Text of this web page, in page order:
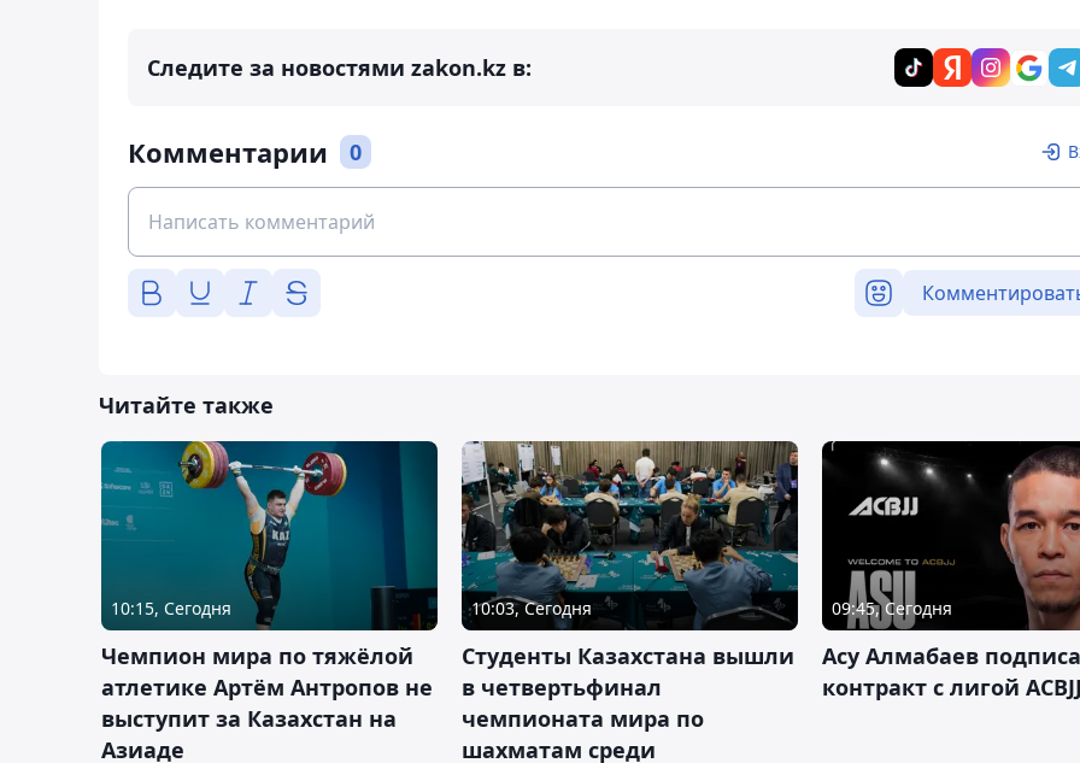
Следите за новостями zakon.kz в:
Комментарии 0
Читайте также
10:15, Сегодня
Чемпион мира по тяжёлой
атлетике Артём Антропов не
выступит за Казахстан на
Азиаде
10:03, Сегодня
Студенты Казахстана вышли
в четвертьфинал
чемпионата мира по
шахматам среди
09:45, Сегодня
Асу Алмабаев
контракт с лигой